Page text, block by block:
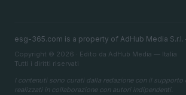
esg-365.com is a property of AdHub Media
Copyright © 2026 · Edito da AdHub Media — Italia
Tutti i diritti riservati
I contenuti sono curati dalla redazione con il
realizzati in collaborazione con autori indipendenti.